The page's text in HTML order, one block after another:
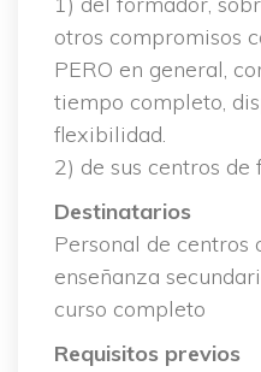
otros compromisos
PERO en general,
tiempo completo,
flexibilidad.
2) de sus centros de
Destinatario
Personal de centros
enseñanza
curso completo
Requisitos previo